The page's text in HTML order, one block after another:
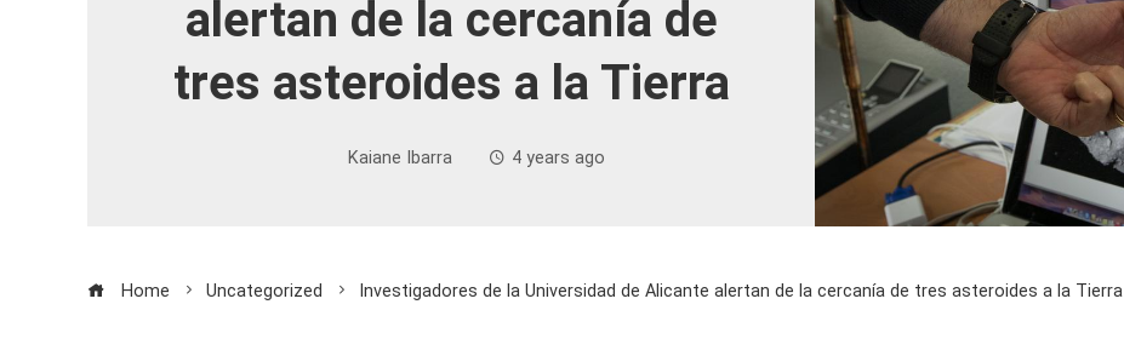
alertan de la cercanía de
tres asteroides a la Tierra
Kaiane Ibarra 4 years ago
Home Uncategorized Investigadores de la Universidad de Alicante alertan de la cercanía de tres asteroides a la Tierra